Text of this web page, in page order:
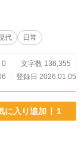
代 日常
0
文字数 136,355
登録日 2026.01.05
に入り追加 1